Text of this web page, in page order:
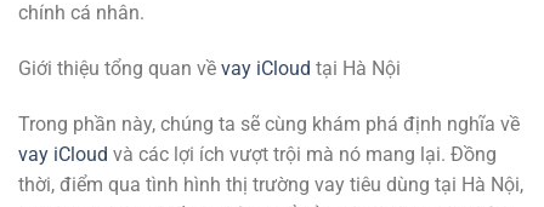
chính cá nhân.
Giới thiệu tổng quan về vay iCloud tại Hà Nội
Trong phần này, chúng ta sẽ cùng khám phá định nghĩa về
vay iCloud và các lợi ích vượt trội mà nó mang lại. Đồng
thời, điểm qua tình hình thị trường vay tiêu dùng tại Hà Nội,